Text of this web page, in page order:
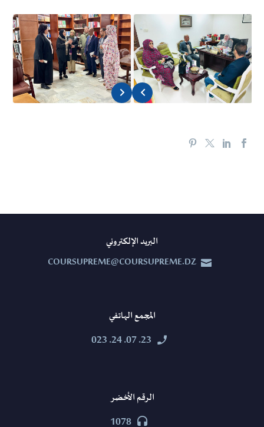
البريد الإلكتروني


COURSUPREME@COURSUPREME.DZ
المجمع الهاتفي


23. 07. 24. 023
الرقم الأخضر


1078